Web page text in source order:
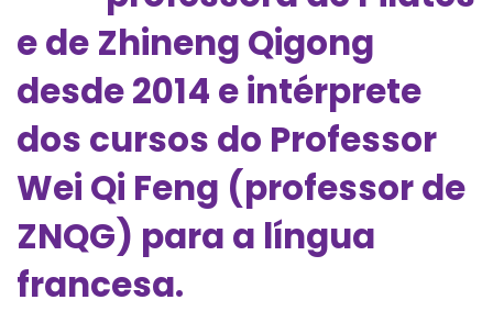
e de Zhineng Qigong
desde 2014 e intérprete
dos cursos do Professor
Wei Qi Feng (professor de
ZNQG) para a língua
francesa.